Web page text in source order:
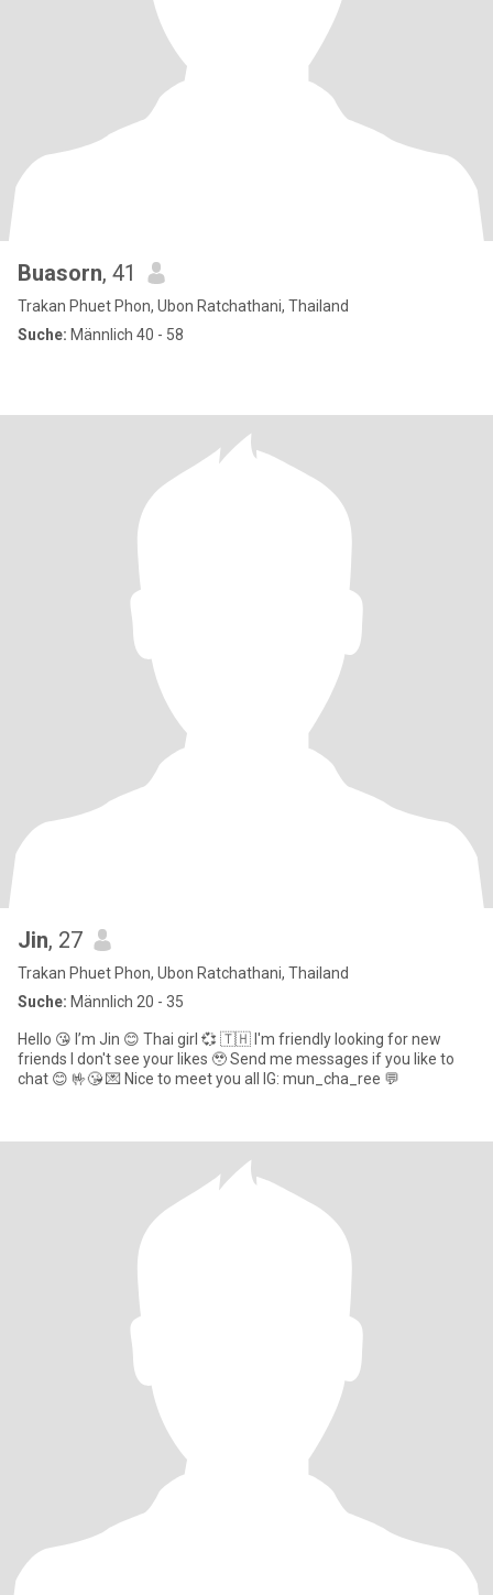
Buasorn, 41
Trakan Phuet Phon, Ubon Ratchathani, Thailand
Suche: Männlich 40 - 58
Jin, 27
Trakan Phuet Phon, Ubon Ratchathani, Thailand
Suche: Männlich 20 - 35
Hello 😘 I’m Jin 😊 Thai girl 💞 🇹🇭 I'm friendly looking for new
friends I don't see your likes 🥹 Send me messages if you like to
chat 😊 🤟😘 💌 Nice to meet you all IG: mun_cha_ree 💬